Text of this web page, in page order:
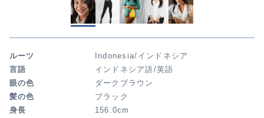
ルーツ
Indonesia/インドネシア
言語
インドネシア語/英語
眼の色
ダークブラウン
髪の色
ブラック
身長
156.0cm